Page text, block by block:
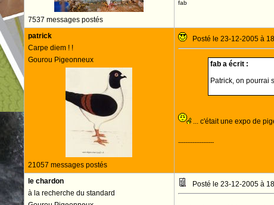
7537 messages postés
fab
patrick
Carpe diem ! !
Gourou Pigeonneux
21057 messages postés
Posté le 23-12-2005 à
fab a écrit :
Patrick, on pourrai
... c'était une expo de
--------------------
le chardon
à la recherche du standard
Posté le 23-12-2005 à